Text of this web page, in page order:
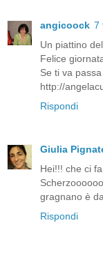
angicoock 7
Un piattino
Felice
Se ti va
http://
Rispondi
Giulia
Hei!!! che ci
gragnano è
Rispondi